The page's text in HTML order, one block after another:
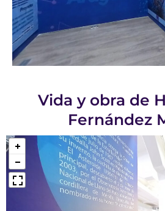
Vida y obra de
Fernández